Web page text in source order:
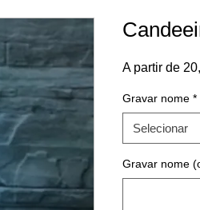
A partir de
Gravar nome *
Selecionar
Gravar nome